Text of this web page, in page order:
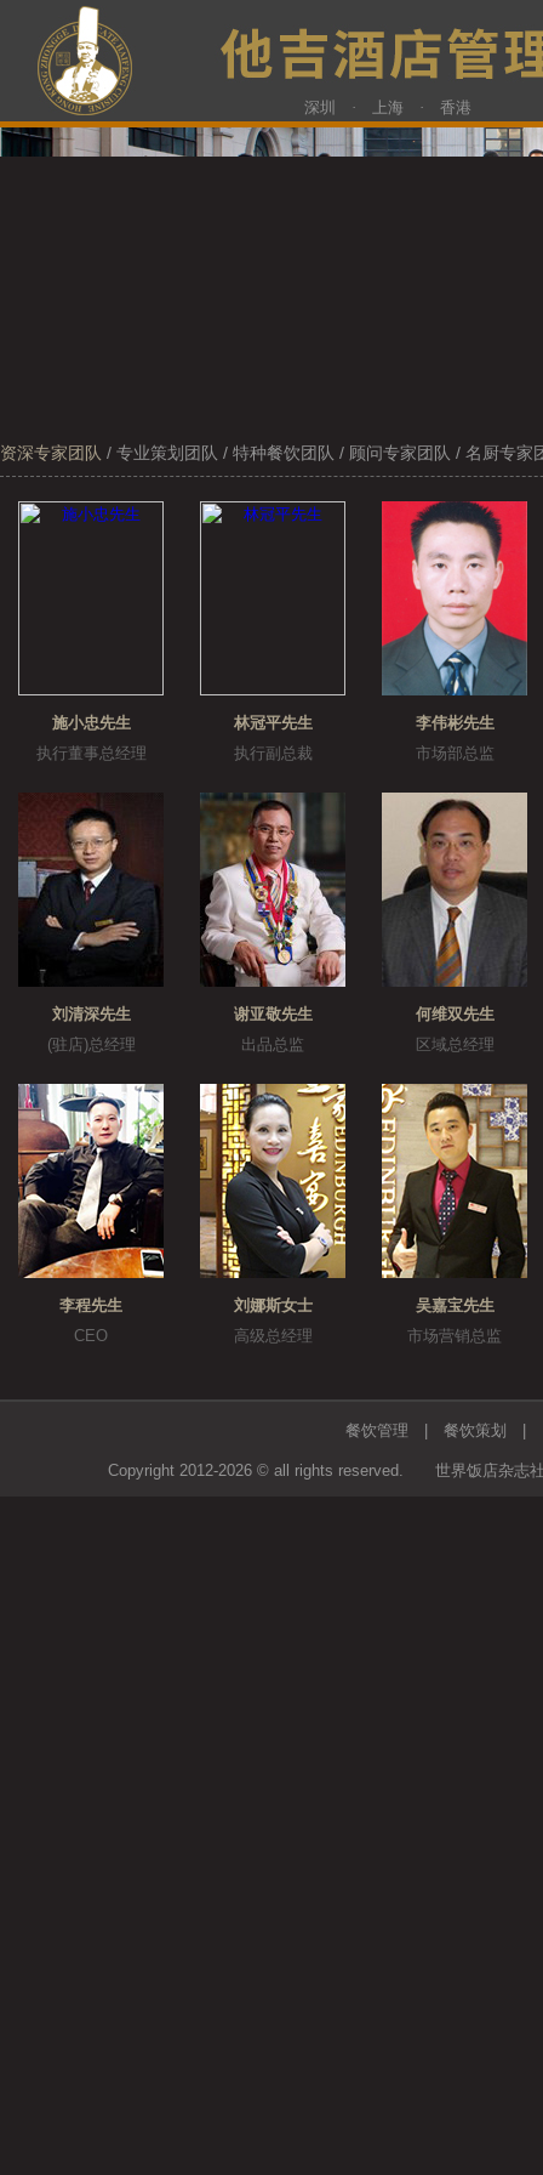
深圳 · 上海 · 香港
资深专家团队 / 专业策划团队 / 特种餐饮团队 / 顾问专家团队 / 名厨专家
施小忠先生
执行董事总经理
林冠平先生
执行副总裁
李伟彬先生
市场部总监
刘清深先生
(驻店)总经理
谢亚敬先生
出品总监
何维双先生
区域总经理
李程先生
CEO
刘娜斯女士
高级总经理
吴嘉宝先生
市场营销总监
餐饮管理 餐饮策划
Copyright 2012-2026 © all rights reserved. 世界饭店杂志